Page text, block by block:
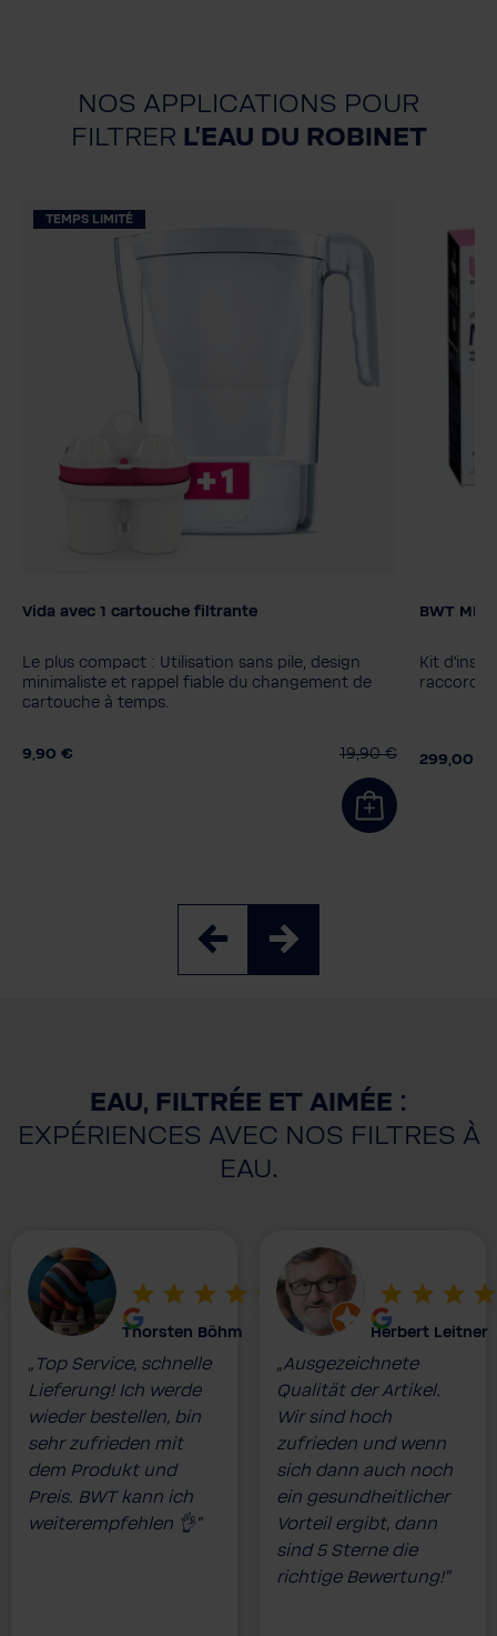
NOS APPLICATIONS POUR
FILTRER L'EAU DU ROBINET
TEMPS LIMITÉ
Couleur
Vida avec 1 cartouche filtrante
Le plus compact : Utilisation sans pile, design
minimaliste et rappel fiable du changement de
cartouche à temps.
9,90 € 19,90 €
Filter
BWT
Kit
299,00 €
EAU, FILTRÉE ET AIMÉE :
EXPÉRIENCES AVEC NOS FILTRES À
EAU.
Thorsten Böhm
„Top Service, schnelle
Lieferung! Ich werde
wieder bestellen, bin
sehr zufrieden mit
dem Produkt und
Preis. BWT kann ich
weiterempfehlen 👌”
Herbert Leitner
„Ausgezeichnete
Qualität der Artikel.
Wir sind hoch
zufrieden und wenn
sich dann auch noch
ein gesundheitlicher
Vorteil ergibt, dann
sind 5 Sterne die
richtige Bewertung!”